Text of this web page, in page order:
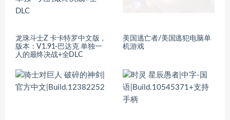
龙珠斗士Z 卡卡特罗中文版，
版本：V1.91-巴达克 单独一
人的最终决战+全DLC
美国逃亡者/美国逃犯电脑单
机游戏